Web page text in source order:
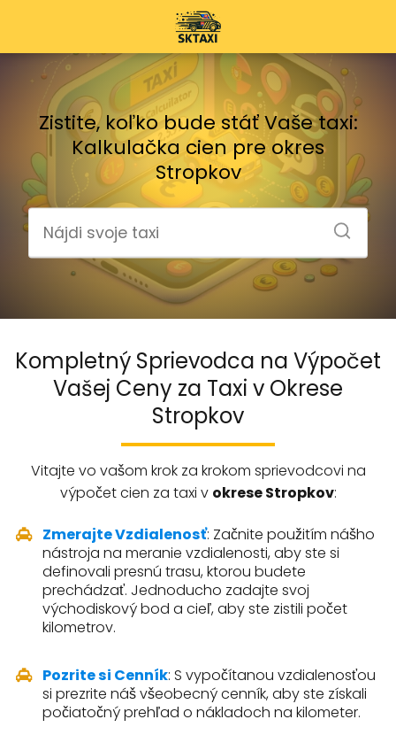
Zistite, koľko bude stáť Vaše taxi:
Kalkulačka cien pre okres
Stropkov
Kompletný Sprievodca na Výpočet
Vašej Ceny za Taxi v Okrese
Stropkov
Vitajte vo vašom krok za krokom sprievodcovi na
výpočet cien za taxi v okrese Stropkov:
Zmerajte Vzdialenosť: Začnite použitím nášho
nástroja na meranie vzdialenosti, aby ste si
definovali presnú trasu, ktorou budete
prechádzať. Jednoducho zadajte svoj
východiskový bod a cieľ, aby ste zistili počet
kilometrov.
Pozrite si Cenník: S vypočítanou vzdialenosťou
si prezrite náš všeobecný cenník, aby ste získali
počiatočný prehľad o nákladoch na kilometer.